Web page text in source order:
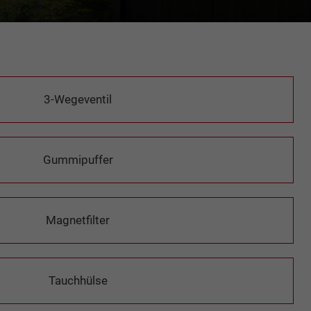
3-Wegeventil
Gummipuffer
Magnetfilter
Tauchhülse